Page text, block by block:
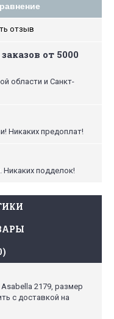
отзыв
от 5000
области и Санкт-
Никаких предоплат!
подделок!
2179, размер
с доставкой на